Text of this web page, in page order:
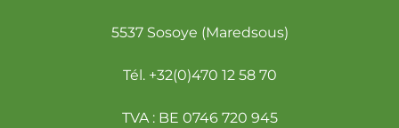
5537 Sosoye (Maredsous)
Tél. +32(0)470 12 58 70
TVA : BE 0746 720 945